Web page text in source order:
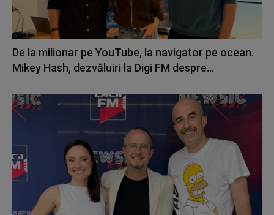
De la milionar pe YouTube, la navigator pe ocean.
Mikey Hash, dezvăluiri la Digi FM despre...